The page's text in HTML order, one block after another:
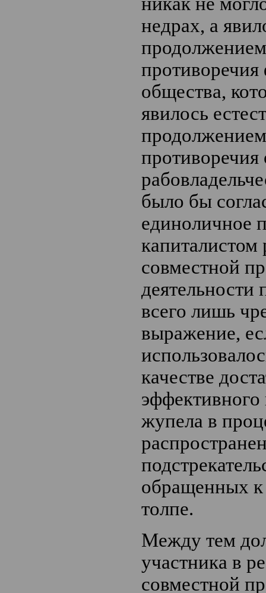
недрах, а
противоречия
общества,
явилось
противоречия
было бы
единоличное
капиталистом
совместной
деятельности
всего лишь
выражение,
качестве
эффективного
жупела в
обращенных
толпе.
Между тем
участника в
совместной